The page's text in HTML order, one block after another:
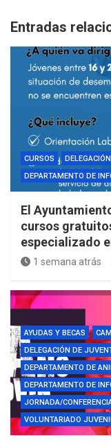
Entradas
CURSOS
DEPARTAMENTO DE
El
cursos
especializado
1 semana atrás
AYUDAS Y BECAS
DELEGACIÓN DE
DEPARTAMENTO DE
DEPARTAMENTO DE
JORNADA/
VOLUNTARIADO